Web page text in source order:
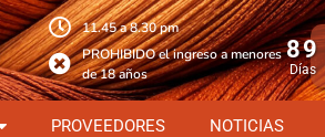
11.45 a 8.30 pm
PROHIBIDO el ingreso a menores
de 18 años
89
Días
PROVEEDORES NOTICIAS